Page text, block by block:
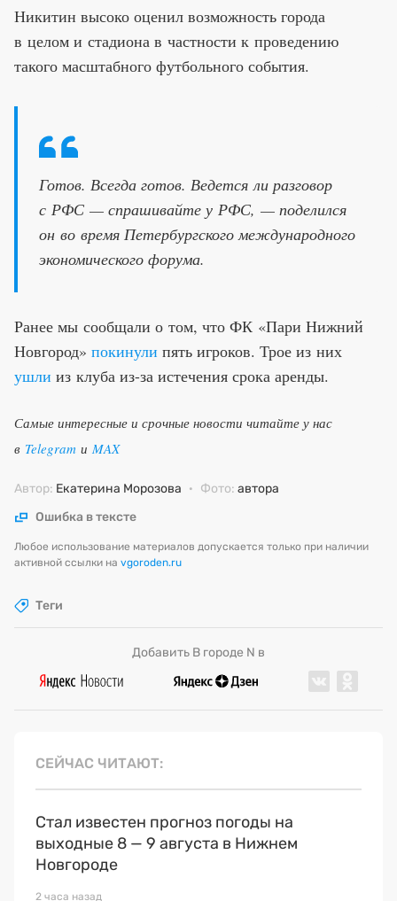
Никитин высоко оценил возможность города
в целом и стадиона в частности к проведению
такого масштабного футбольного события.
Готов. Всегда готов. Ведется ли разговор
с РФС — спрашивайте у РФС, — поделился
он во время Петербургского международного
экономического форума.
Ранее мы сообщали о том, что ФК «Пари Нижний
Новгород» покинули пять игроков. Трое из них
ушли из клуба из-за истечения срока аренды.
Самые интересные и срочные новости читайте у нас
в Telegram и MAX
Автор: Екатерина Морозова · Фото: автора
Ошибка в тексте
Любое использование материалов допускается только при наличии
активной ссылки на vgoroden.ru
Теги
Добавить В городе N в
СЕЙЧАС ЧИТАЮТ
Стал известен прогноз погоды на
выходные 8 — 9 августа в Нижнем
Новгороде
2 часа назад